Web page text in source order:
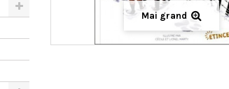
Mai grand